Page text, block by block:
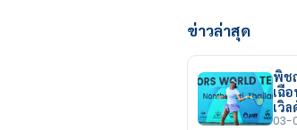
ข่าวล่าสุด
พิช
เฉื
เวิ
03-